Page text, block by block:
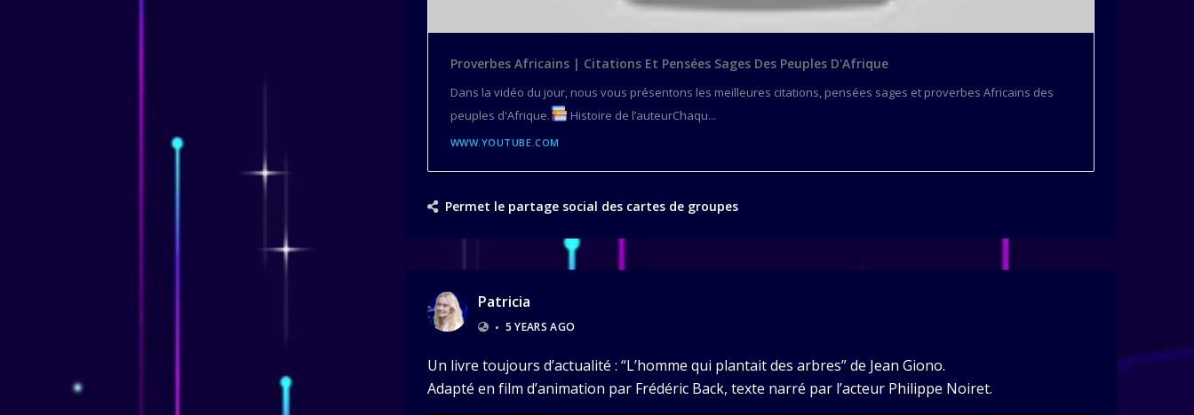
Proverbes Africains | Citations Et Pensées Sages Des Peuples D'Afrique
Dans la vidéo du jour, nous vous présentons les meilleures citations, pensées sages et proverbes Africains des
peuples d'Afrique.
Histoire de l’auteurChaqu...
WWW.YOUTUBE.COM
Permet le partage social des cartes de groupes
Patricia
• 5 YEARS AGO
Un livre toujours d’actualité : “L’homme qui plantait des arbres” de Jean Giono.
Adapté en film d’animation par Frédéric Back, texte narré par l’acteur Philippe Noiret.